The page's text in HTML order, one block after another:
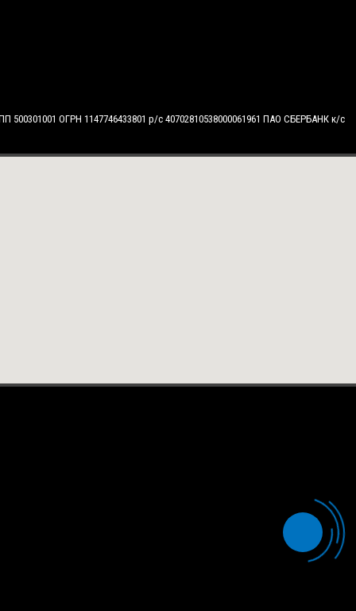
ОГРН 1147746433801 р/с 40702810538000061961 ПАО СБЕРБАНК к/с